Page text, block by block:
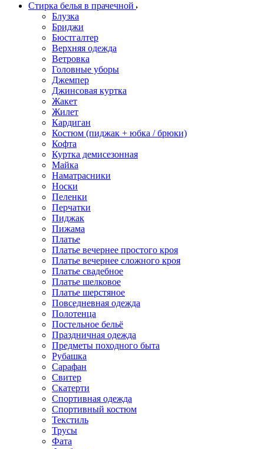
Стирка белья в прачечной
Блузка
Бриджи
Бюстгалтер
Верхняя одежда
Ветровка
Головные уборы
Джемпер
Джинсовая куртка
Жакет
Жилет
Кардиган
Костюм (пиджак + юбка / брюки)
Кофта
Куртка демисезонная
Майка
Наматрасники
Носки
Пеленки
Перчатки
Пиджак
Пижама
Платье
Платье вечернее простого кроя
Платье вечернее сложного кроя
Платье свадебное
Платье шелковое
Платье шерстяное
Повседневная одежда
Полотенца
Постельное бельё
Праздничная одежда
Предметы походного быта
Рубашка
Сарафан
Свитер
Скатерти
Спортивная одежда
Спортивный костюм
Текстиль
Трусы
Фата